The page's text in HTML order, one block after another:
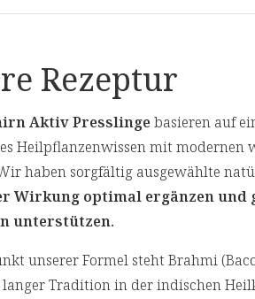
Rezeptur
Aktiv Presslingebasieren auf
Heilpflanzenwissen mit modernen
haben sorgfältig ausgewählte
Wirkung optimal ergänzen und
unterstützen.
unserer Formel steht Brahmi
Tradition in der indischen